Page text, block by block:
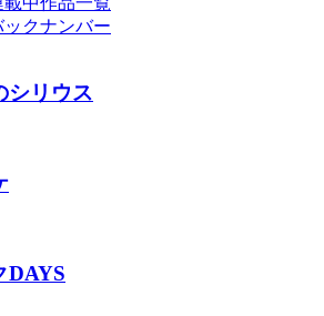
ックナンバー
シリウス
DAYS